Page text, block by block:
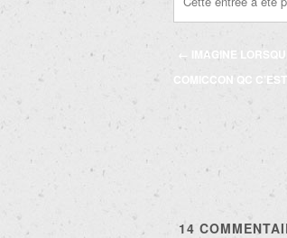
Navigation
des
←
IMAGINE
COMICCON QC
14